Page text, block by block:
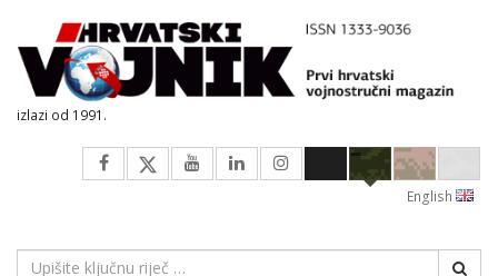
izlazi od 1991.
English